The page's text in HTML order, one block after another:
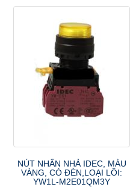
NÚT NHẤN NHẢ IDEC, MÀU
VÀNG, CÓ ĐÈN,LOẠI LỒI:
YW1L-M2E01QM3Y